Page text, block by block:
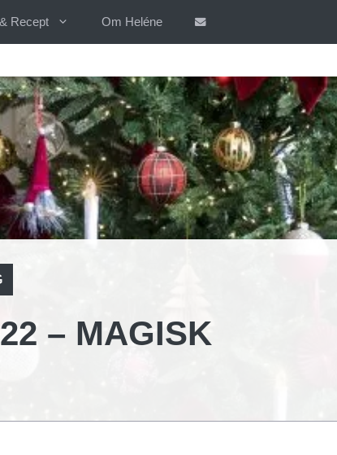
Recept Om Heléne
– MAGISK